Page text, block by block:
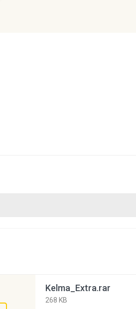
Kelma_Extra.rar
268 KB